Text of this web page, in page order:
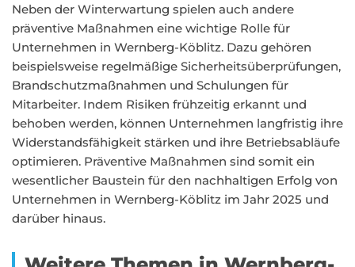
Neben der Winterwartung spielen auch andere
präventive Maßnahmen eine wichtige Rolle für
Unternehmen in Wernberg-Köblitz. Dazu gehören
beispielsweise regelmäßige Sicherheitsüberprüfungen,
Brandschutzmaßnahmen und Schulungen für
Mitarbeiter. Indem Risiken frühzeitig erkannt und
behoben werden, können Unternehmen langfristig ihre
Widerstandsfähigkeit stärken und ihre Betriebsabläufe
optimieren. Präventive Maßnahmen sind somit ein
wesentlicher Baustein für den nachhaltigen Erfolg von
Unternehmen in Wernberg-Köblitz im Jahr 2025 und
darüber hinaus.